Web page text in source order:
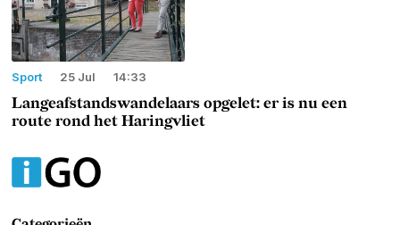
Sport 25 Jul 14:33
Langeafstandswandelaars opgelet: er is nu een
route rond het Haringvliet